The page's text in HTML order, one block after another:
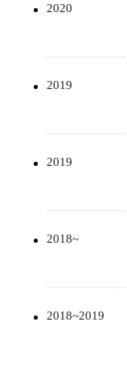
2020
2019
2019
2018~
2018~2019